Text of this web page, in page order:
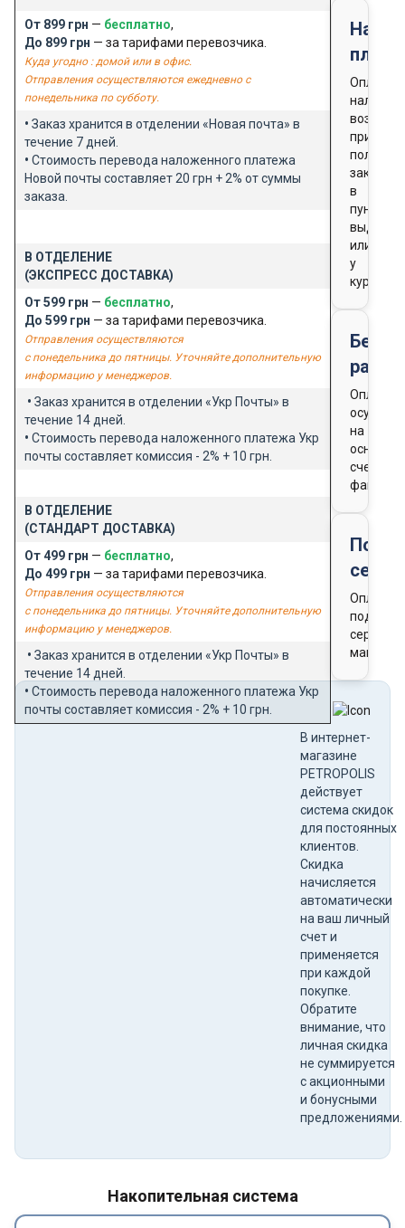
От 899 грн — бесплатно,
До 899 грн — за тарифами перевозчика.
Куда угодно : домой или в офис.
Отправления осуществляются ежедневно с
понедельника по субботу.
• Заказ хранится в отделении «Новая почта» в
течение 7 дней.
• Стоимость перевода наложенного платежа
Новой почты составляет 20 грн + 2% от суммы
заказа.
В ОТДЕЛЕНИЕ
(ЭКСПРЕСС ДОСТАВКА)
От 599 грн — бесплатно,
До 599 грн — за тарифами перевозчика.
Отправления осуществляются
с понедельника до пятницы. Уточняйте дополнительную
информацию у менеджеров.
• Заказ хранится в отделении «Укр Почты» в
течение 14 дней.
• Стоимость перевода наложенного платежа Укр
почты составляет комиссия - 2% + 10 грн.
В ОТДЕЛЕНИЕ
(СТАНДАРТ ДОСТАВКА)
От 499 грн — бесплатно,
До 499 грн — за тарифами перевозчика.
Отправления осуществляются
с понедельника до пятницы. Уточняйте дополнительную
информацию у менеджеров.
• Заказ хранится в отделении «Укр Почты» в
течение 14 дней.
• Стоимость перевода наложенного платежа Укр
почты составляет комиссия - 2% + 10 грн.
Оплата
при
заказа
в
пункте
выдачи
или
у
курьера
Оплата
на
счета-
фактуры
Оплата
В интернет-
магазине
PETROPOLIS
действует
система скидок
для постоянных
клиентов.
Скидка
начисляется
автоматически
на ваш личный
счет и
применяется
при каждой
покупке.
Обратите
внимание, что
личная скидка
не суммируется
с акционными
и бонусными
предложениями.
Накопительная система